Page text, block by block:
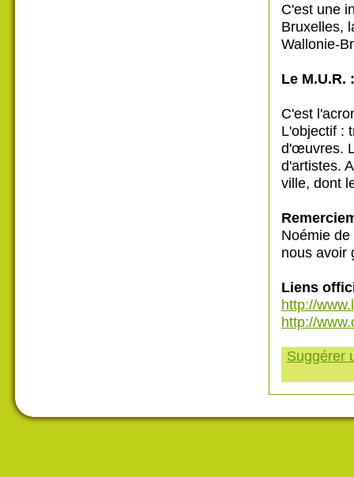
C'est une
Bruxelles,
Wallonie-
Le
C'est
L'objectif :
d'œuvres.
d'artistes.
ville, dont
Noémie
nous avoir
Liens
http://
http://
Suggérer